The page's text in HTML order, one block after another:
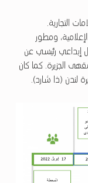
التجارية.
ومطور
إبداعي رئيسي عن
الجزيرة. كما كان
لندن (ذا شارد).